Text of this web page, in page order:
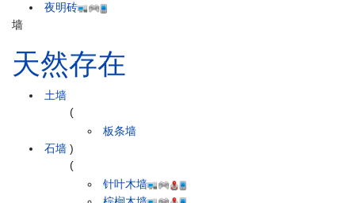
夜明砖
墙
天然存在
土墙
石墙
(
板条墙
)
(
针叶木墙